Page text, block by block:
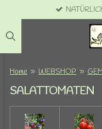
Hauptinhalt
springen
Home » WEBSHOP »
SALATTOMATEN